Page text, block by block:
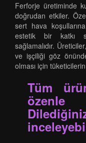
Ferforje üretiminde
doğrudan etkiler.
sert hava
estetik bir katkı
sağlamalıdır.
ve işçiliği göz
olması için
Tüm
özenle